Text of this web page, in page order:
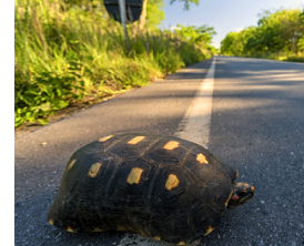
Status